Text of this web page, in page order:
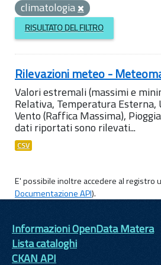
climatologia
RISULTATO DEL FILTRO
Rilevazioni meteo -
Valori estremali (massimi e
Relativa, Temperatura Esterna,
Vento (Raffica Massima),
dati riportati sono rilevati...
CSV
E' possibile inoltre accedere al registro
Documentazione API).
Informazioni OpenData Matera
Lista cataloghi
CKAN API